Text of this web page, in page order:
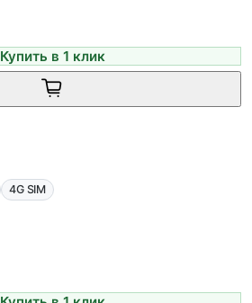
Купить в 1 клик
4G SIM